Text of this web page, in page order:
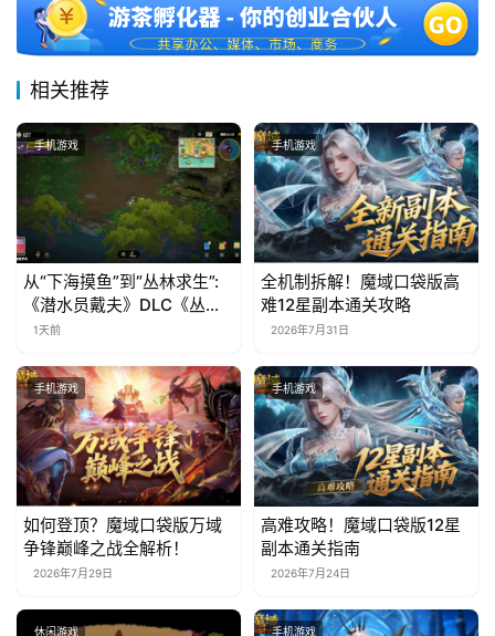
相关推荐
手机游戏
从“下海摸鱼”到“丛林求生”:
《潜水员戴夫》DLC《丛
林》移动端定档8月14日
1天前
手机游戏
全机制拆解！魔域口袋版高
难12星副本通关攻略
2026年7月31日
手机游戏
如何登顶？魔域口袋版万域
争锋巅峰之战全解析！
2026年7月29日
手机游戏
高难攻略！魔域口袋版12星
副本通关指南
2026年7月24日
休闲游戏 手机游戏